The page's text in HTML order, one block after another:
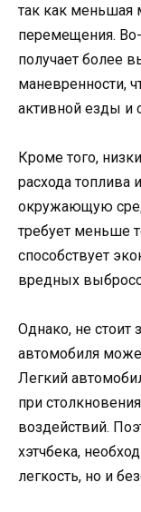
так как меньшая
перемещения.
получает более
маневренности,
активной езды и
Кроме того,
расхода
окружающую
требует меньше
способствует
вредных
Однако, не стоит
автомобиля
Легкий
при
воздействий.
хэтчбека,
легкость, но и